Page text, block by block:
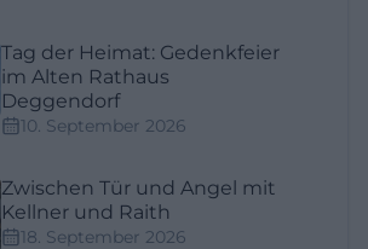
Tag der Heimat: Gedenkfeier
im Alten Rathaus
Deggendorf
10. September 2026
Zwischen Tür und Angel mit
Kellner und Raith
18. September 2026